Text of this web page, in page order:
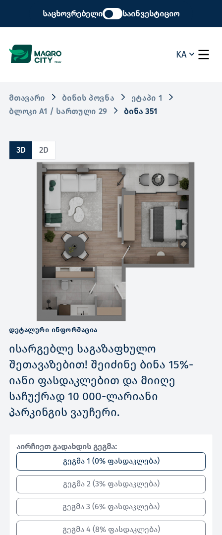
საცხოვრებელი საინვესტიციო
KA
ᲛᲗᲐᲕᲐᲠᲘ ᲑᲘᲜᲘᲡ ᲞᲝᲕᲜᲐ
ᲔᲢᲐᲞᲘ 1
ᲑᲚᲝᲙᲘ A1 / ᲡᲐᲠᲗᲣᲚᲘ 29
ᲑᲘᲜᲐ 351
3D 2D
ᲓᲔᲢᲐᲚᲣᲠᲘ ᲘᲜᲤᲝᲠᲛᲐᲪᲘᲐ
ისარგებლე საგაზაფხულო
შეთავაზებით! შეიძინე ბინა 15%-
იანი ფასდაკლებით და მიიღე
საჩუქრად 10 000-ლარიანი
პარკინგის ვაუჩერი.
აირჩიეთ გადახდის გეგმა:
გეგმა 1 (0% ფასდაკლება)
გეგმა 2 (3% ფასდაკლება)
გეგმა 3 (6% ფასდაკლება)
გეგმა 4 (8% ფასდაკლება)